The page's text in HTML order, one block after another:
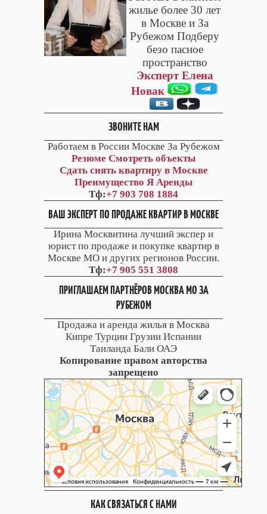
жилье более 30 лет
в Москве и За
Рубежом Подберу
безо пасное
пространство
Эксперт Елена
Новак
ЗВОНИТЕ НАМ
Работаем в России Москве За Рубежом
Резюме Смотреть объекты
Сдать снять квартиру в Москве
Преимущество Я Аренды
Тф:+7 903 708 1884
ВАШ ЭКСПЕРТ ПО ПРОДАЖЕ КВАРТИР В МОСКВЕ
Ирина Москвитина лучший экспер и
юрист по продаже и покупке квартир в
Москве МО и других регионов России.
Тф:+7 905 551 3808
ПРИГЛАШАЕМ ПАРТНЁРОВ МОСКВА МО ЗА
РУБЕЖОМ
Продажа и аренда жилья в Москва
Кипре Турции Грузии Испании
Таиланда Бали ОАЭ
Копирование правом авторства
запрещено
КАК СВЯЗАТЬСЯ С НАМИ